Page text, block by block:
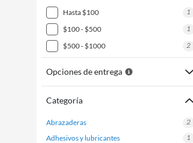
hasta $100
1
$100 - $500
1
$500 - $1000
2
Opciones de entrega
Categoría
abrazaderas
2
adhesivos y lubricantes
1